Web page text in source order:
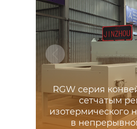
RGW серия
сетчатым
изотермического
в